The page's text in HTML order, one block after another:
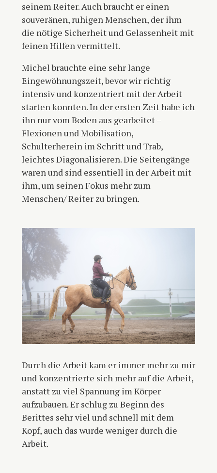
seinem Reiter. Auch braucht er einen
souveränen, ruhigen Menschen, der ihm
die nötige Sicherheit und Gelassenheit mit
feinen Hilfen vermittelt.
Michel brauchte eine sehr lange
Eingewöhnungszeit, bevor wir richtig
intensiv und konzentriert mit der Arbeit
starten konnten. In der ersten Zeit habe ich
ihn nur vom Boden aus gearbeitet –
Flexionen und Mobilisation,
Schulterherein im Schritt und Trab,
leichtes Diagonalisieren. Die Seitengänge
waren und sind essentiell in der Arbeit mit
ihm, um seinen Fokus mehr zum
Menschen/ Reiter zu bringen.
Durch die Arbeit kam er immer mehr zu mir
und konzentrierte sich mehr auf die Arbeit,
anstatt zu viel Spannung im Körper
aufzubauen. Er schlug zu Beginn des
Berittes sehr viel und schnell mit dem
Kopf, auch das wurde weniger durch die
Arbeit.